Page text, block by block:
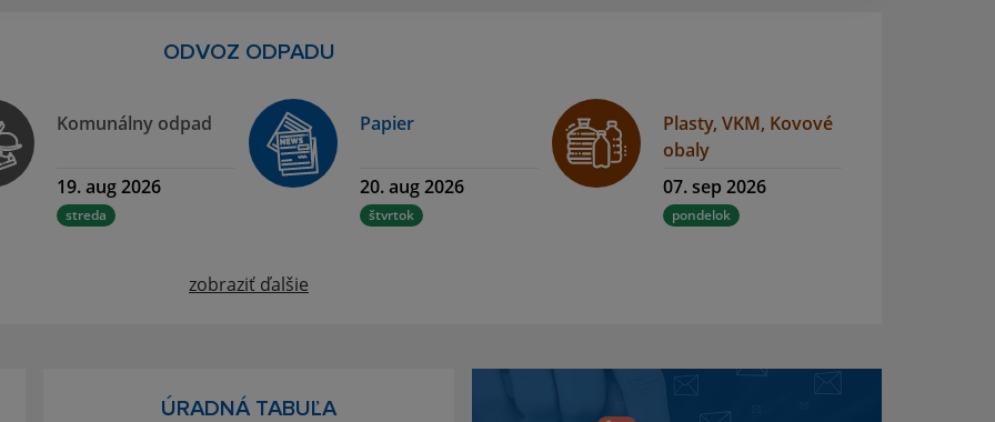
ODVOZ ODPADU
Komunálny odpad
19. aug 2026
streda
Papier
20. aug 2026
štvrtok
Plasty, VKM, Kovové
obaly
07. sep 2026
pondelok
zobraziť ďalšie
ÚRADNÁ TABUĽA